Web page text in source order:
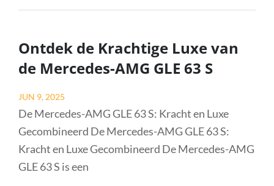
PORSCHE
996
TURBO
EEN
ICOON
VAN
PRESTATIES
Ontdek de Krachtige Luxe van
de Mercedes-AMG GLE 63 S
Posted
on
JUN 9, 2025
De Mercedes-AMG GLE 63 S: Kracht en Luxe
Gecombineerd De Mercedes-AMG GLE 63 S:
Kracht en Luxe Gecombineerd De Mercedes-AMG
GLE 63 S is een